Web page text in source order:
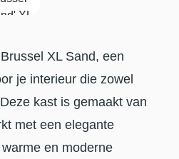
XL Sand, een
je interieur die zowel
kast is gemaakt van
met een elegante
en moderne